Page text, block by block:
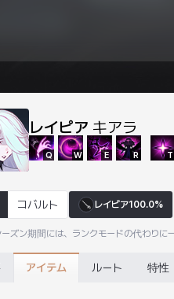
レイピア キアラ
Q W E R T
コバルト レイピア100.0%
ーズン期間には、ランクモードの代わりに
アイテム ルート 特性